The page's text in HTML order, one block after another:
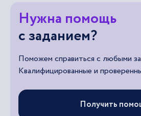
Нужна помощь
с заданием?
Поможем справиться с любыми
Квалифицированные и
Получить